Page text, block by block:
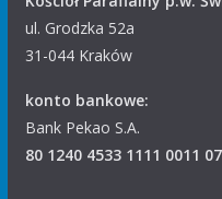
ul. Grodzka 52a
31-044 Kraków
konto bankowe:
Bank Pekao S.A.
80 1240 4533 1111 0011